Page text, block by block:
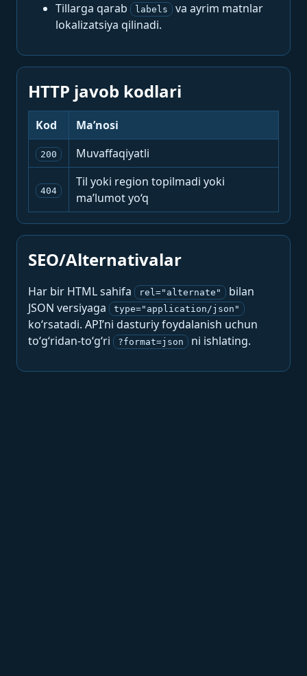
Tillarga qarab
labels
va ayrim matnlar
lokalizatsiya qilinadi.
HTTP javob kodlari
Kod Ma’nosi
200 Muvaffaqiyatli
404
Til yoki region topilmadi yoki
ma’lumot yo‘q
SEO/Alternativalar
Har bir HTML sahifa rel="alternate"
bilan
JSON versiyaga
type="application/json"
ko‘rsatadi. API’ni dasturiy foydalanish uchun
to‘g‘ridan-to‘g‘ri
?format=json ni ishlating.